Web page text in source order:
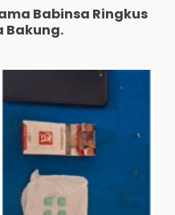
Babinsa Ringkus
Bakung.
Terpaksa
Jeruji Besi
Siantar.
Butir Pil Ekstasi
Dibalik Jeruji Besi
Siantar